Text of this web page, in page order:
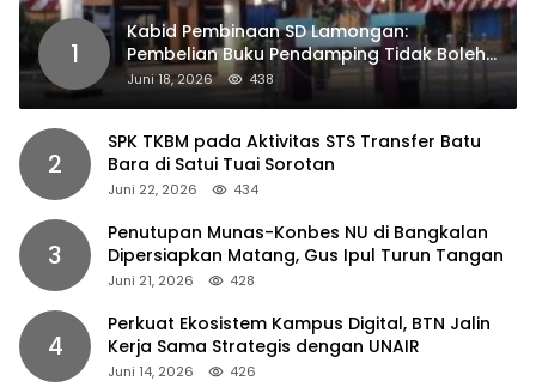
1
Kabid Pembinaan SD Lamongan:
Pembelian Buku Pendamping Tidak Boleh
Dipaksakan
Juni 18, 2026 438
2
SPK TKBM pada Aktivitas STS Transfer Batu
Bara di Satui Tuai Sorotan
Juni 22, 2026 434
3
Penutupan Munas-Konbes NU di Bangkalan
Dipersiapkan Matang, Gus Ipul Turun Tangan
Juni 21, 2026 428
4
Perkuat Ekosistem Kampus Digital, BTN Jalin
Kerja Sama Strategis dengan UNAIR
Juni 14, 2026 426